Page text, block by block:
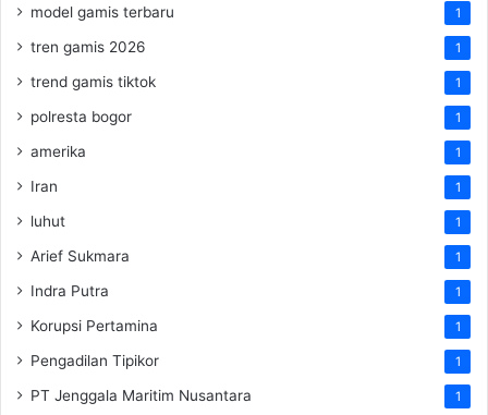
model gamis terbaru 1
tren gamis 2026 1
trend gamis tiktok 1
polresta bogor 1
amerika 1
Iran 1
luhut 1
Arief Sukmara 1
Indra Putra 1
Korupsi Pertamina 1
Pengadilan Tipikor 1
PT Jenggala Maritim Nusantara 1